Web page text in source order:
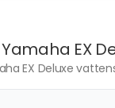
EX
EX Deluxe